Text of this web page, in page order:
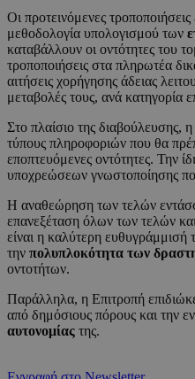
Οι προτεινόμενες
μεθοδολογία υπολογισμού των
καταβάλλουν οι οντότητες του
τροποποιήσεις στα πληρωτέα
αιτήσεις χορήγησης άδειας
μεταβολές τους, ανά κατηγορία
Στο πλαίσιο της διαβούλευσης,
τύπους πληροφοριών που θα
εποπτευόμενες οντότητες. Την
υποχρεώσεων γνωστοποίησης
Η αναθεώρηση των τελών
επανεξέταση όλων των τελών
είναι η καλύτερη ευθυγράμμισή
την πολυπλοκότητα των
οντοτήτων.
Παράλληλα, η Επιτροπή
από δημόσιους πόρους και την
αυτονομίας της.